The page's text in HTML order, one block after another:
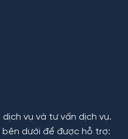
vụ và tư vấn dịch vụ.
dưới để được hỗ trợ: